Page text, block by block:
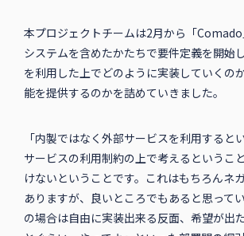
本プロジェクトチームは2月から「
システムを含めたかたちで要件定義を開始
を利用した上でどのように実装していくの
能を提供するのかを詰めていきました。
「内製ではなく外部サービスを利用すると
サービスの利用制約の上で考えるというこ
けないということです。これはもちろんネ
ありますが、良いところでもあると思って
の場合は自由に実装出来る反面、希望が出